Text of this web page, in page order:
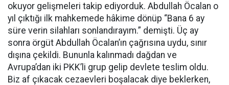
okuyor gelişmeleri takip ediyorduk. Abdullah Öcalan o
yıl çıktığı ilk mahkemede hâkime dönüp “Bana 6 ay
süre verin silahları sonlandırayım.” demişti. Üç ay
sonra örgüt Abdullah Öcalan’ın çağrısına uydu, sınır
dışına çekildi. Bununla kalınmadı dağdan ve
Avrupa’dan iki PKK’li grup gelip devlete teslim oldu.
Biz af çıkacak cezaevleri boşalacak diye beklerken,